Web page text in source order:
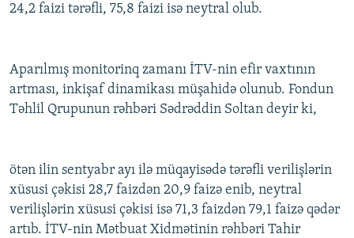
XƏBƏR BÜLLETENLƏRIMIZ
24,2 faizi tərəfli, 75,8 faizi isə neytral olub.
Aparılmış monitorinq zamanı İTV-nin efir vaxtının
artması, inkişaf dinamikası müşahidə olunub. Fondun
Təhlil Qrupunun rəhbəri Sədrəddin Soltan deyir ki,
ötən ilin sentyabr ayı ilə müqayisədə tərəfli verilişlərin
xüsusi çəkisi 28,7 faizdən 20,9 faizə enib, neytral
verilişlərin xüsusi çəkisi isə 71,3 faizdən 79,1 faizə qədər
artıb. İTV-nin Mətbuat Xidmətinin rəhbəri Tahir